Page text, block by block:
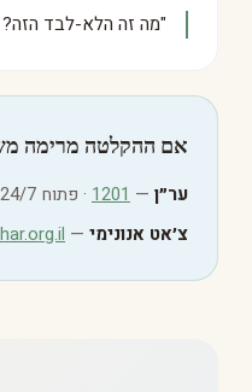
"מה זה הלא-לבד
אם ההקלטה מרימה
ער״ן —
1201 · פתוח 24/7, בעברית.
צ׳אט אנונימי —